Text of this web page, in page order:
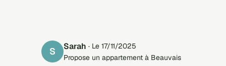
S Sarah · Le 17/11/2025
Propose un appartement à Beauvais